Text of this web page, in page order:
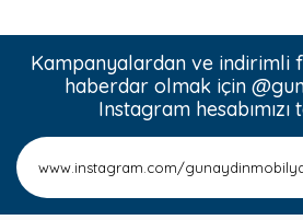
Kampanyalardan ve indirimli
haberdar olmak için
Instagram hesabımızı